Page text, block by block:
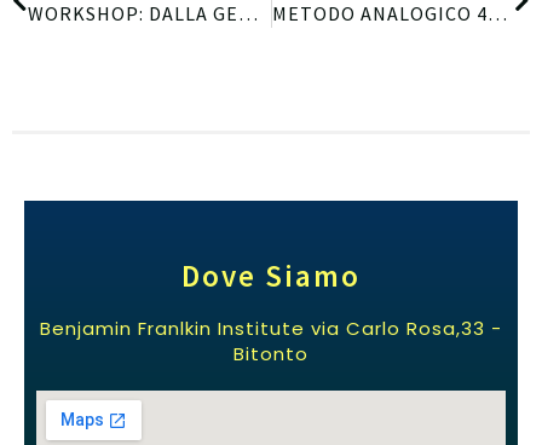
Dove Siamo
Benjamin Franlkin Institute via Carlo Rosa,33 -
Bitonto
WORKSHOP: DALLA GEOMETRIA INTUITIVA ALLA GEOMETRIA 3D CON LE CANNUCCE METODO ANALOGICO 4^ED. CASARANO